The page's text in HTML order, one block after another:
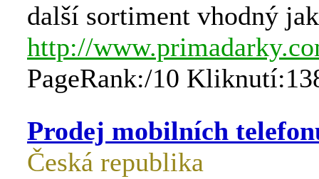
další sortiment vhodný
http://
PageRank:/10
Prodej mobilních
Česká republika